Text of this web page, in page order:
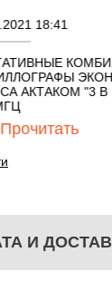
"3 В 1" С
И